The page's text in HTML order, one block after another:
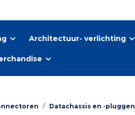
Architectuur- verlichting
/ Datachassis en -pluggen